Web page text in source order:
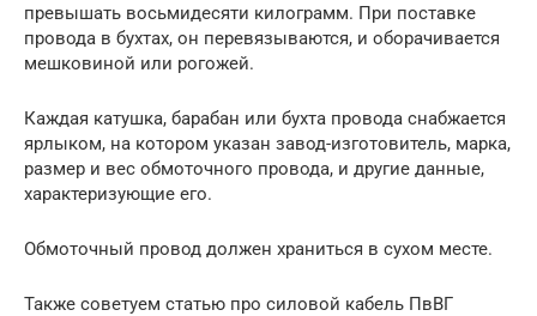
превышать восьмидесяти килограмм. При поставке
провода в бухтах, он перевязываются, и оборачивается
мешковиной или рогожей.
Каждая катушка, барабан или бухта провода снабжается
ярлыком, на котором указан завод-изготовитель, марка,
размер и вес обмоточного провода, и другие данные,
характеризующие его.
Обмоточный провод должен храниться в сухом месте.
Также советуем статью про силовой кабель ПвВГ